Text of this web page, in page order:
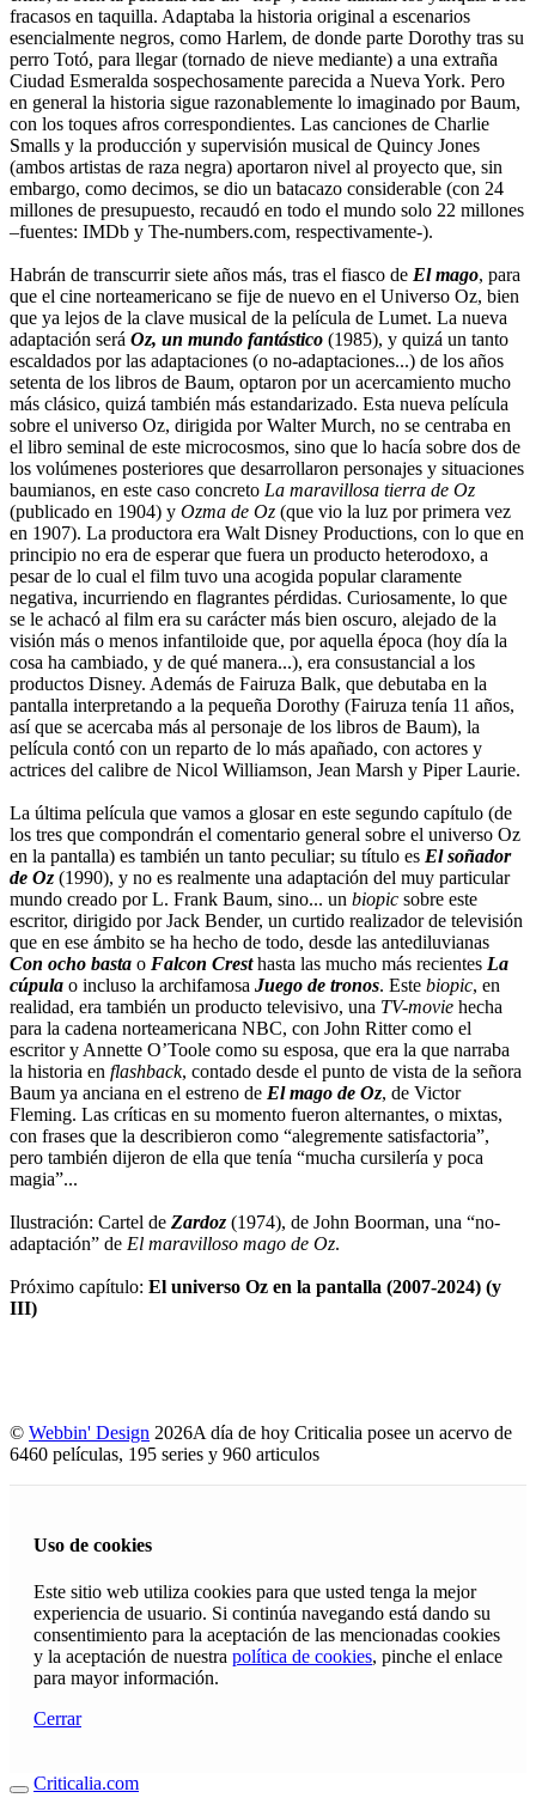
fracasos en taquilla. Adaptaba la historia original a escenarios
esencialmente negros, como Harlem, de donde parte Dorothy tras su
perro Totó, para llegar (tornado de nieve mediante) a una extraña
Ciudad Esmeralda sospechosamente parecida a Nueva York. Pero
en general la historia sigue razonablemente lo imaginado por Baum,
con los toques afros correspondientes. Las canciones de Charlie
Smalls y la producción y supervisión musical de Quincy Jones
(ambos artistas de raza negra) aportaron nivel al proyecto que, sin
embargo, como decimos, se dio un batacazo considerable (con 24
millones de presupuesto, recaudó en todo el mundo solo 22 millones
–fuentes: IMDb y The-numbers.com, respectivamente-).
Habrán de transcurrir siete años más, tras el fiasco de El mago, para
que el cine norteamericano se fije de nuevo en el Universo Oz, bien
que ya lejos de la clave musical de la película de Lumet. La nueva
adaptación será Oz, un mundo fantástico (1985), y quizá un tanto
escaldados por las adaptaciones (o no-adaptaciones...) de los años
setenta de los libros de Baum, optaron por un acercamiento mucho
más clásico, quizá también más estandarizado. Esta nueva película
sobre el universo Oz, dirigida por Walter Murch, no se centraba en
el libro seminal de este microcosmos, sino que lo hacía sobre dos de
los volúmenes posteriores que desarrollaron personajes y situaciones
baumianos, en este caso concreto La maravillosa tierra de Oz
(publicado en 1904) y Ozma de Oz (que vio la luz por primera vez
en 1907). La productora era Walt Disney Productions, con lo que en
principio no era de esperar que fuera un producto heterodoxo, a
pesar de lo cual el film tuvo una acogida popular claramente
negativa, incurriendo en flagrantes pérdidas. Curiosamente, lo que
se le achacó al film era su carácter más bien oscuro, alejado de la
visión más o menos infantiloide que, por aquella época (hoy día la
cosa ha cambiado, y de qué manera...), era consustancial a los
productos Disney. Además de Fairuza Balk, que debutaba en la
pantalla interpretando a la pequeña Dorothy (Fairuza tenía 11 años,
así que se acercaba más al personaje de los libros de Baum), la
película contó con un reparto de lo más apañado, con actores y
actrices del calibre de Nicol Williamson, Jean Marsh y Piper Laurie.
La última película que vamos a glosar en este segundo capítulo (de
los tres que compondrán el comentario general sobre el universo Oz
en la pantalla) es también un tanto peculiar; su título es El soñador
de Oz (1990), y no es realmente una adaptación del muy particular
mundo creado por L. Frank Baum, sino... un biopic sobre este
escritor, dirigido por Jack Bender, un curtido realizador de televisión
que en ese ámbito se ha hecho de todo, desde las antediluvianas
Con ocho basta o Falcon Cresthasta las mucho más recientes La
cúpula o incluso la archifamosa Juego de tronos. Este biopic, en
realidad, era también un producto televisivo, una TV-movie hecha
para la cadena norteamericana NBC, con John Ritter como el
escritor y Annette O’Toole como su esposa, que era la que narraba
la historia en flashback, contado desde el punto de vista de la señora
Baum ya anciana en el estreno de El mago de Oz, de Victor
Fleming. Las críticas en su momento fueron alternantes, o mixtas,
con frases que la describieron como “alegremente satisfactoria”,
pero también dijeron de ella que tenía “mucha cursilería y poca
magia”...
Ilustración: Cartel de Zardoz (1974), de John Boorman, una “no-
adaptación” de El maravilloso mago de Oz.
Próximo capítulo: El universo Oz en la pantalla (2007-2024) (y
III)
© Webbin' Design 2026A día de hoy Criticalia posee un acervo de
6460 películas, 195 series y 960 articulos
Uso de cookies
Este sitio web utiliza cookies para que usted tenga la mejor
experiencia de usuario. Si continúa navegando está dando su
consentimiento para la aceptación de las mencionadas cookies
y la aceptación de nuestra política de cookies, pinche el enlace
para mayor información.
Cerrar
Criticalia.com